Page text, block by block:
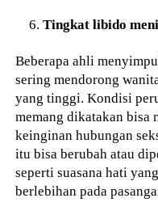
Tingkat libido
Beberapa ahli
sering mendorong
yang tinggi. Kondisi
memang dikatakan bisa
keinginan hubungan
itu bisa berubah atau
seperti suasana hati
berlebihan pada